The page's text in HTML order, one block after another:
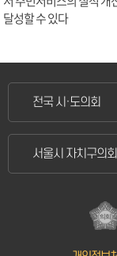
달성할 수 있다
전국 시·도의회
서울시 자치구의회